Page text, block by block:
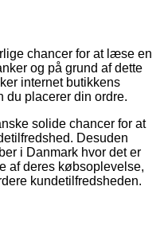
chancer for at læse en
og på grund af dette
internet butikkens
du placerer din ordre.
solide chancer for at
Desuden
i Danmark hvor det er
af deres købsoplevelse,
kundetilfredsheden.